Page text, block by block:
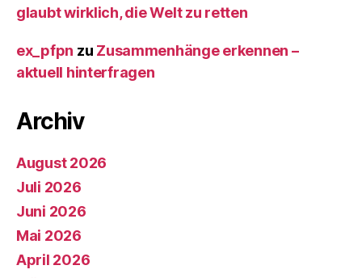
glaubt wirklich, die Welt zu retten
ex_pfpn zu Zusammenhänge erkennen –
aktuell hinterfragen
Archiv
August 2026
Juli 2026
Juni 2026
Mai 2026
April 2026